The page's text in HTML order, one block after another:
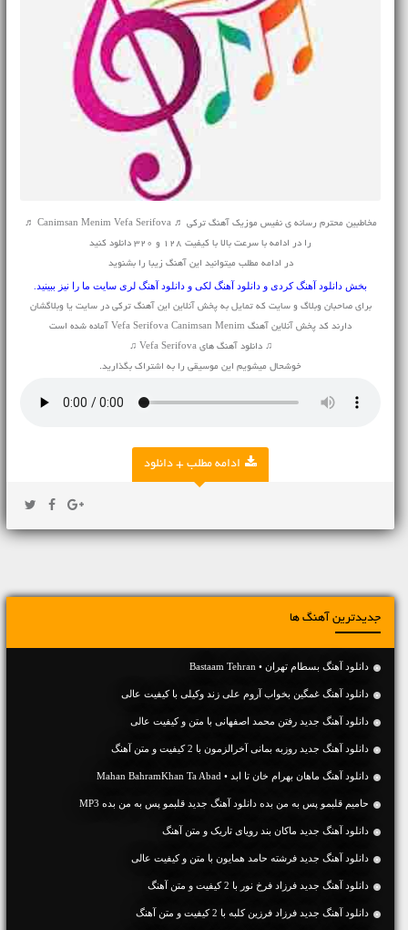
مخاطبین محترم رسانه ی نفیس موزیک آهنگ ترکی ♬ Canimsan Menim Vefa Serifova ♬
را در ادامه با سرعت بالا با کیفیت 128 و 320 دانلود کنید
در ادامه مطلب میتوانید این آهنگ زیبا را بشنوید
بخش دانلود آهنگ کردیو دانلود آهنگ لکیو دانلود آهنگ لریسایت ما را نیز ببینید.
برای صاحبان وبلاگ و سایت که تمایل به پخش آنلاین این آهنگ ترکی در سایت یا وبلاگشان
دارند کد پخش آنلاین آهنگ Vefa Serifova Canimsan Menim آماده شده است
♫ دانلود آهنگ های Vefa Serifova ♫
خوشحال میشویم این موسیقی را به اشتراک بگذارید.
ادامه مطلب + دانلود
جدیدترین آهنگ ها
دانلود آهنگ بسطام تهران • Bastaam Tehran
دانلود آهنگ غمگین بخواب آروم علی زند وکیلی با کیفیت عالی
دانلود آهنگ جديد رفتن محمد اصفهانی با متن و کیفیت عالی
دانلود آهنگ جديد روزبه بمانی آخرالزمون با 2 کیفیت و متن آهنگ
دانلود آهنگ ماهان بهرام خان تا ابد • Mahan BahramKhan Ta Abad
حامیم قلبمو پس به من بده دانلود آهنگ جدید قلبمو پس به من بده MP3
دانلود آهنگ جديد ماکان بند رویای تاریک و متن آهنگ
دانلود آهنگ جديد فرشته حامد همایون با متن و کیفیت عالی
دانلود آهنگ جديد فرزاد فرخ نور با 2 کیفیت و متن آهنگ
دانلود آهنگ جديد فرزاد فرزین کلبه با 2 کیفیت و متن آهنگ